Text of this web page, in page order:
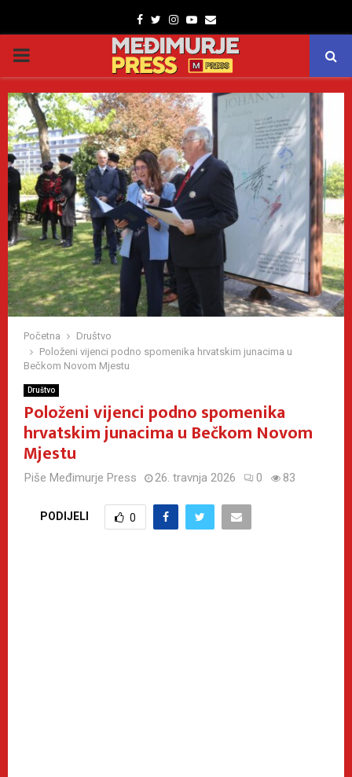
Facebook
TwitterInstagram
Youtube
Email
PRIMARY
MENU
Početna
Društvo
Položeni vijenci podno spomenika hrvatskim junacima u
Bečkom Novom Mjestu
Društvo
Položeni vijenci podno spomenika
hrvatskim junacima u Bečkom Novom
Mjestu
Piše Međimurje Press 26. travnja 2026 0 83
PODIJELI 0